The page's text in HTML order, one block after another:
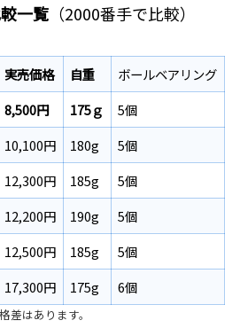
一覧 （2000番手で比較）
実売価格 自重
ボールベアリング
8,500円 175ｇ
5個
10,100円 180g
5個
12,300円 185g
5個
12,200円 190g
5個
12,500円 185g
5個
17,300円 175g 6個
差はあります。